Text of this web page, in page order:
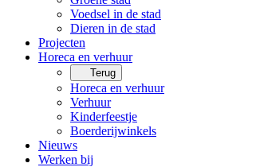
Voedsel in de stad
Dieren in de stad
Projecten
Horeca en verhuur
Terug
Horeca en verhuur
Verhuur
Kinderfeestje
Boerderijwinkels
Nieuws
Werken bij